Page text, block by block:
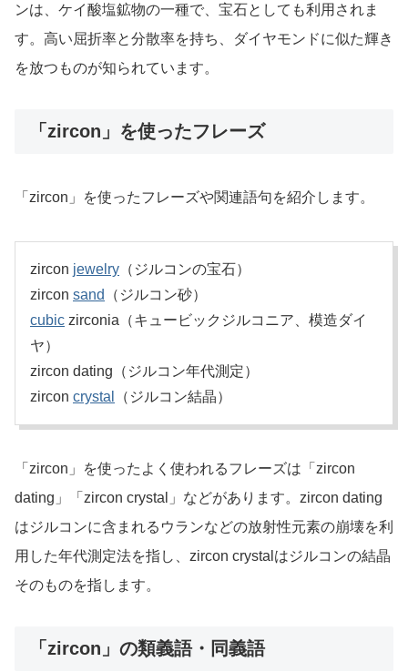
ンは、ケイ酸塩鉱物の一種で、宝石としても利用されま
す。高い屈折率と分散率を持ち、ダイヤモンドに似た輝き
を放つものが知られています。
「zircon」を使ったフレーズ
「zircon」を使ったフレーズや関連語句を紹介します。
zircon jewelry （ジルコンの宝石）
zircon sand
（ジルコン砂）
cubic zirconia（キュービックジルコニア、模造ダイ
ヤ）
zircon dating（ジルコン年代測定）
zircon crystal （ジルコン結晶）
「zircon」を使ったよく使われるフレーズは「zircon
dating」「zircon crystal」などがあります。zircon dating
はジルコンに含まれるウランなどの放射性元素の崩壊を利
用した年代測定法を指し、zircon crystalはジルコンの結晶
そのものを指します。
「zircon」の類義語・同義語